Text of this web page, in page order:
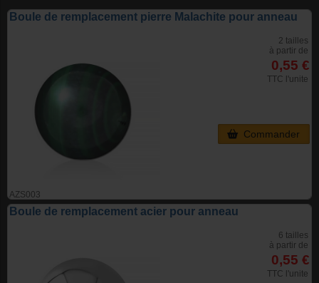
Boule de remplacement pierre Malachite pour anneau
AZS003
2 tailles
à partir de
0,55 €
TTC l'unite
Commander
Boule de remplacement acier pour anneau
6 tailles
à partir de
0,55 €
TTC l'unite